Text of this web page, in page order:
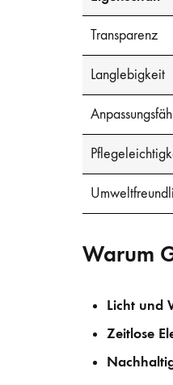
Transparenz
Langlebigkeit
Warum
Licht und
Zeitlose